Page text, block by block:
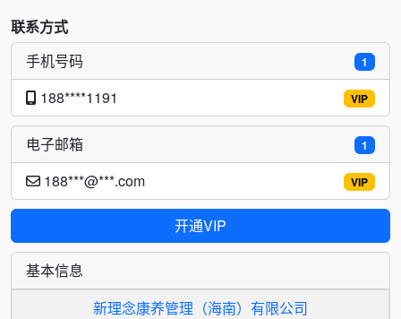
联系方式
1
手机号码
VIP
188****1191
1
电子邮箱
VIP
188***@***.com
开通VIP
基本信息
新理念康养管理（海南）有限公司